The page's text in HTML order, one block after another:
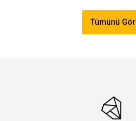
Tümünü Gör